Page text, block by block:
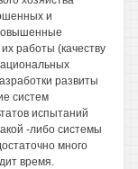
и
работы (качеству
развиты
систем
испытаний
-либо системы
много
время.